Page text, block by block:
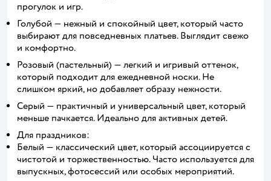
прогулок и игр.
Голубой — нежный и спокойный цвет, который часто
выбирают для повседневных платьев. Выглядит свежо
и комфортно.
Розовый (пастельный) — легкий и игривый оттенок,
который подходит для ежедневной носки. Не
слишком яркий, но добавляет образу нежности.
Серый — практичный и универсальный цвет, который
меньше пачкается. Идеально для активных детей.
Для праздников:
Белый — классический цвет, который ассоциируется с
чистотой и торжественностью. Часто используется для
выпускных, фотосессий или особых мероприятий.